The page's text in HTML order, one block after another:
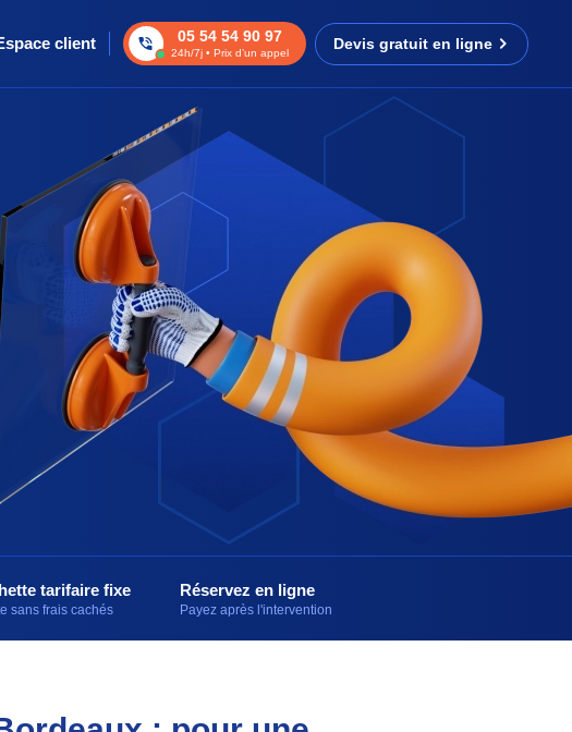
client 05 54 54 90 97
24h/7j • Prix d’un appel
Devis gratuit en ligne
tarifaire fixe
sans frais cachés
Réservez en ligne
Payez après l'intervention